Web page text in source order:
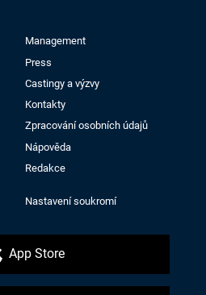
Management
Press
Castingy a výzvy
Kontakty
Zpracování osobních údajů
Nápověda
Redakce
Nastavení soukromí
App Store